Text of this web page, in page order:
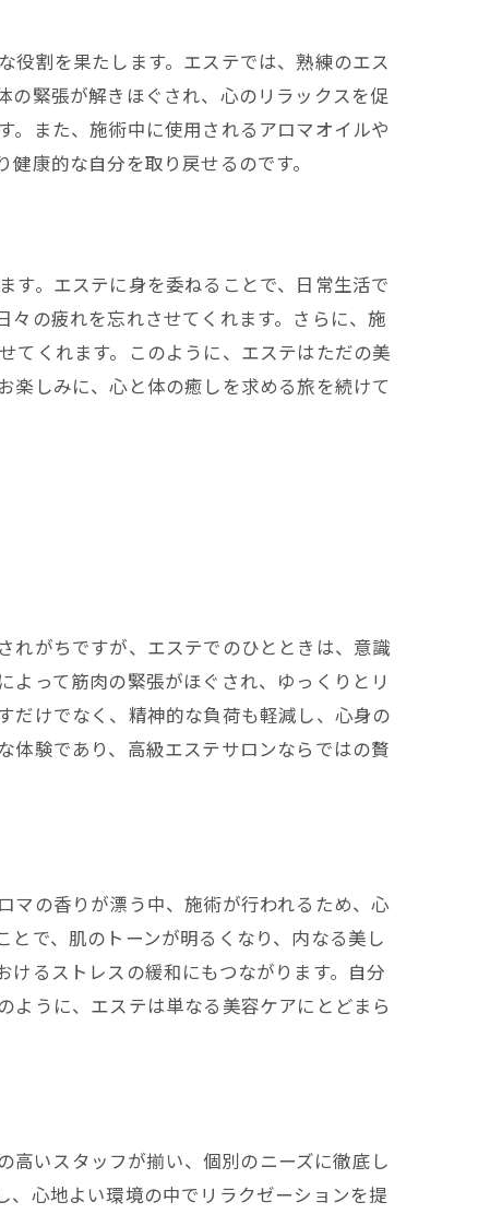
役割を果たします。エステでは、熟練のエス
の緊張が解きほぐされ、心のリラックスを促
。また、施術中に使用されるアロマオイルや
康的な自分を取り戻せるのです。
す。エステに身を委ねることで、日常生活で
の疲れを忘れさせてくれます。さらに、施
てくれます。このように、エステはただの美
楽しみに、心と体の癒しを求める旅を続けて
れがちですが、エステでのひとときは、意識
って筋肉の緊張がほぐされ、ゆっくりとリ
だけでなく、精神的な負荷も軽減し、心身の
体験であり、高級エステサロンならではの贅
マの香りが漂う中、施術が行われるため、心
で、肌のトーンが明るくなり、内なる美し
るストレスの緩和にもつながります。自分
ように、エステは単なる美容ケアにとどまら
いスタッフが揃い、個別のニーズに徹底し
心地よい環境の中でリラクゼーションを提